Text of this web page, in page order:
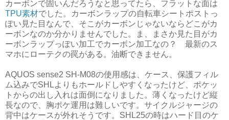
カーボンで固いんだろうなと思ってたら、フラットな面は
TPU素材でした。カーボンラップの自転車シートポストっ
ぽい見た目なんで、そこがカーボンじゃないならどこがカ
ーボンなのか分かりませんでした。ま、まさか見た目がカ
ーボンラップっぽい加工でカーボン加工なの？ 最新のス
マホにローテクの罠がある。油断できません。
AQUOS sense2 SH-M08の使用感は、ケース、保護フィル
ム込みでSHLよりもホールドしやすくなったけど、ポケッ
トからの出し入れは面倒になりました。薄くなったけど縦
長なので、胸ポケ運用は難しいです。サイクルジャージの
背中はケースが外れそうです。SHL25の時はハード目のケ